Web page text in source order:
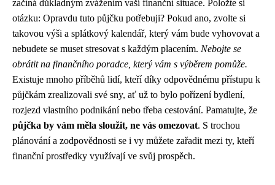
začíná důkladným zvážením vaší finanční situace. Položte si
otázku: Opravdu tuto půjčku potřebuji? Pokud ano, zvolte si
takovou výši a splátkový kalendář, který vám bude vyhovovat a
nebudete se muset stresovat s každým placením. Nebojte se
obrátit na finančního poradce, který vám s výběrem pomůže.
Existuje mnoho příběhů lidí, kteří díky odpovědnému přístupu k
půjčkám zrealizovali své sny, ať už to bylo pořízení bydlení,
rozjezd vlastního podnikání nebo třeba cestování. Pamatujte, že
půjčka by vám měla sloužit, ne vás omezovat. S trochou
plánování a zodpovědnosti se i vy můžete zařadit mezi ty, kteří
finanční prostředky využívají ve svůj prospěch.